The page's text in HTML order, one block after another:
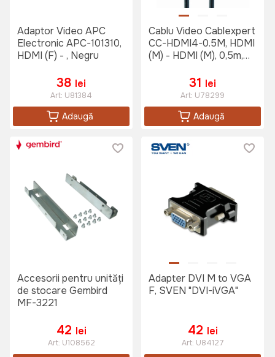
Adaptor Video APC
Electronic APC-101310,
HDMI (F) - , Negru
38 lei
Art: U81384
Adaugă
Cablu Video Cablexpert
CC-HDMI4-0.5M, HDMI
(M) - HDMI (M), 0,5m,
31 lei
Art: U78299
Adaugă
Accesorii pentru unități
de stocare Gembird
MF-3221
42 lei
Art: U108562
Adapter DVI M to VGA
F, SVEN "DVI-iVGA"
42 lei
Art: U84127